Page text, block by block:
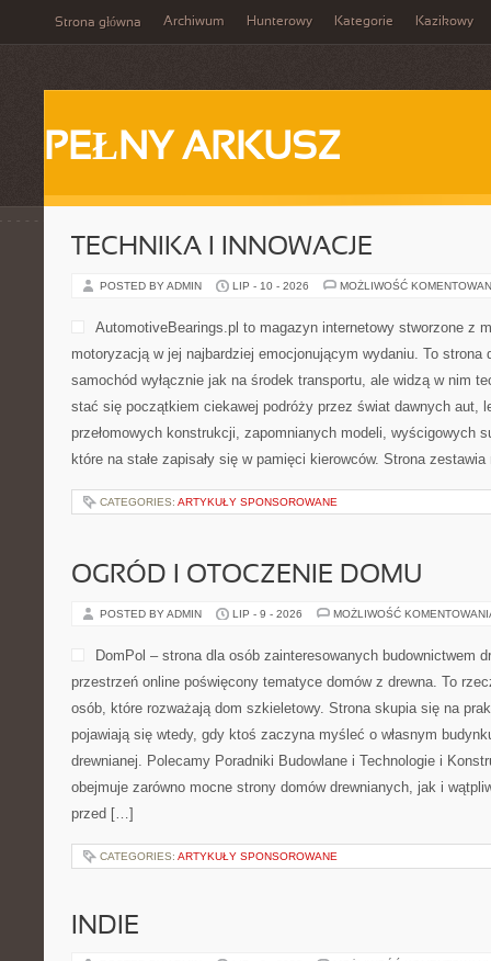
Strona główna Archiwum Hunterowy Kategorie Kazikowy
PEŁNY ARKUSZ
TECHNIKA I INNOWACJE
POSTED BY ADMIN LIP - 10 - 2026 MOŻLIWOŚĆ
AutomotiveBearings.pl to magazyn internetowy stworzone z
motoryzacją w jej najbardziej emocjonującym wydaniu. To
samochód wyłącznie jak na środek transportu, ale widzą w nim
stać się początkiem ciekawej podróży przez świat dawnych aut,
przełomowych konstrukcji, zapomnianych modeli, wyścigowych
które na stałe zapisały się w pamięci kierowców. Strona
CATEGORIES: ARTYKUŁY SPONSOROWANE
OGRÓD I OTOCZENIE DOMU
POSTED BY ADMIN LIP - 9 - 2026 MOŻLIWOŚĆ
DomPol – strona dla osób zainteresowanych budownictwem
przestrzeń online poświęcony tematyce domów z drewna. To
osób, które rozważają dom szkieletowy. Strona skupia się na
pojawiają się wtedy, gdy ktoś zaczyna myśleć o własnym
drewnianej. Polecamy Poradniki Budowlane i Technologie i
obejmuje zarówno mocne strony domów drewnianych, jak i
przed […]
CATEGORIES: ARTYKUŁY SPONSOROWANE
INDIE